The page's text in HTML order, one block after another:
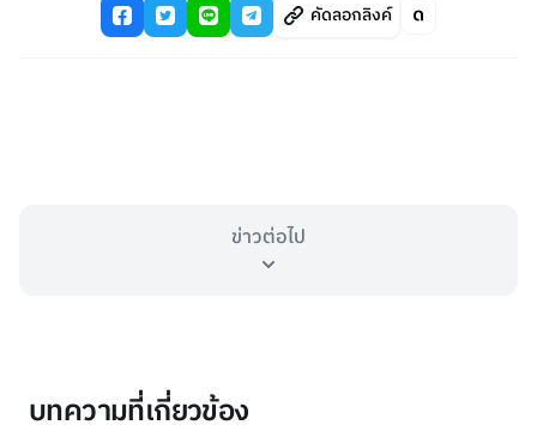
คัดลอกลิงค์
ข่าวต่อไป
บทความที่เกี่ยวข้อง